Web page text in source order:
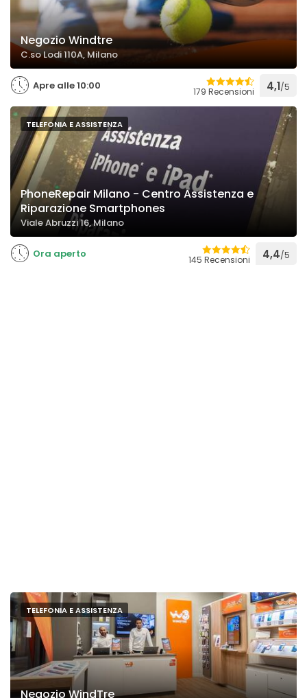
Negozio Windtre
C.so Lodi 110A, Milano
Apre alle 10:00 179 Recensioni 4,1/5
TELEFONIA E ASSISTENZA
PhoneRepair Milano - Centro Assistenza e
Riparazione Smartphones
Viale Abruzzi 16, Milano
Ora aperto 145 Recensioni 4,4/5
TELEFONIA E ASSISTENZA
Negozio WindTre